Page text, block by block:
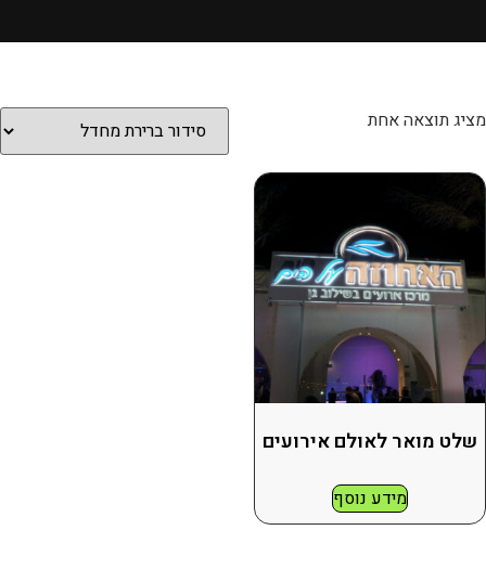
מציג תוצאה אחת
שלט מואר לאולם אירועים
מידע נוסף